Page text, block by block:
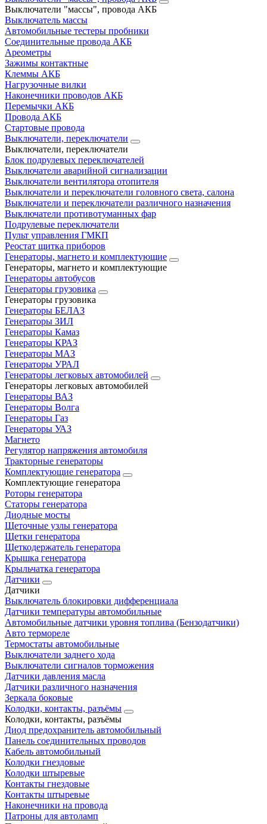
Выключатели "массы", провода АКБ
Выключатель массы
Автомобильные тестеры пробники
Соединительные провода АКБ
Ареометры
Зажимы контактные
Клеммы АКБ
Нагрузочные вилки
Наконечники проводов АКБ
Перемычки АКБ
Провода АКБ
Стартовые провода
Выключатели, переключатели
Выключатели, переключатели
Блок подрулевых переключателей
Выключатели аварийной сигнализации
Выключатели вентилятора отопителя
Выключатели и переключатели головного света, салона
Выключатели и переключатели различного назначения
Выключатели противотуманных фар
Подрулевые переключатели
Пульт управления ГМКП
Реостат щитка приборов
Генераторы, магнето и комплектующие
Генераторы, магнето и комплектующие
Генераторы автобусов
Генераторы грузовика
Генераторы грузовика
Генераторы БЕЛАЗ
Генераторы ЗИЛ
Генераторы Камаз
Генераторы КРАЗ
Генераторы МАЗ
Генераторы УРАЛ
Генераторы легковых автомобилей
Генераторы легковых автомобилей
Генераторы ВАЗ
Генераторы Волга
Генераторы Газ
Генераторы УАЗ
Магнето
Регулятор напряжения автомобиля
Тракторные генераторы
Комплектующие генератора
Комплектующие генератора
Роторы генератора
Статоры генератора
Диодные мосты
Щеточные узлы генератора
Щетки генератора
Щеткодержатель генератора
Крышка генератора
Крыльчатка генератора
Датчики
Датчики
Выключатель блокировки дифференциала
Датчики температуры автомобильные
Автомобильные датчики уровня топлива (Бензодатчики)
Авто термореле
Термостаты автомобильные
Выключатели заднего хода
Выключатели сигналов торможения
Датчики давления масла
Датчики различного назначения
Зеркала боковые
Колодки, контакты, разъёмы
Колодки, контакты, разъёмы
Диод предохранитель автомобильный
Панель соединительных проводов
Кабель автомобильный
Колодки гнездовые
Колодки штыревые
Контакты гнездовые
Контакты штыревые
Наконечники на провода
Патроны для автоламп